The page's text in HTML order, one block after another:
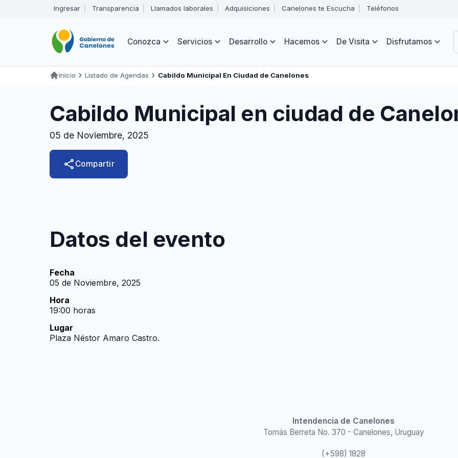
de
Abrir
menú
navegación
Ingresar Transparencia Llamados laborales Adquisiciones Canelones te Escucha Teléfonos
Navegación
Conozca Servicios Desarrollo Hacemos De Visita Disfrutamos
navegación
Inicio Listado de Agendas Cabildo Municipal En Ciudad de Canelones
Cabildo Municipal en ciudad de
05 de Noviembre, 2025
share Compartir
Datos del evento
Fecha
05 de Noviembre, 2025
Hora
19:00 horas
Lugar
Plaza Néstor Amaro Castro.
Intendencia de Canelones
Tomás Berreta No. 370 - Canelones, Uruguay
(+598) 1828